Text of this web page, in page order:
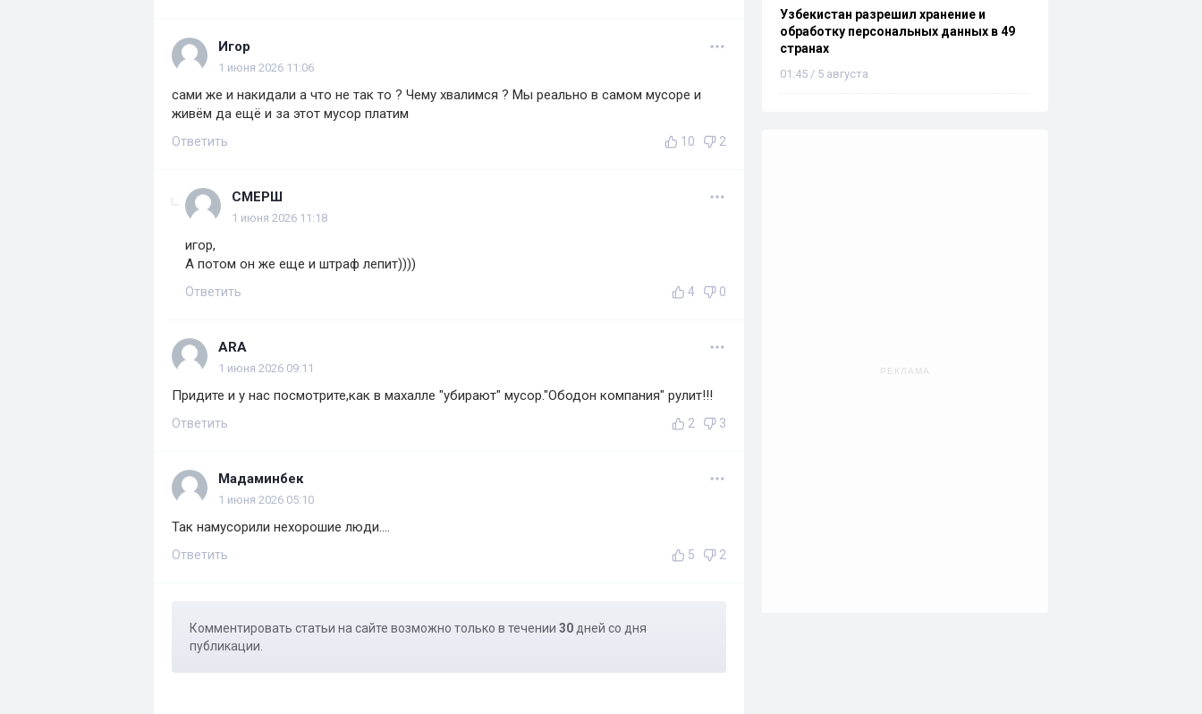
Игор
1 июня 2026 11:06
сами же и накидали а что не так то ? Чему хвалимся ? Мы реально в самом мусоре и
живём да ещё и за этот мусор платим
Ответить 10 2
СМЕРШ
1 июня 2026 11:18
игор,
А потом он же еще и штраф лепит))))
Ответить 4 0
ARA
1 июня 2026 09:11
Придите и у нас посмотрите,как в махалле "убирают" мусор."Ободон компания" рулит!!!
Ответить 2 3
Мадаминбек
1 июня 2026 05:10
Так намусорили нехорошие люди....
Ответить 5 2
Комментировать статьи на сайте возможно только в течении 30 дней со дня
публикации.
Узбекистан разрешил хранение и
обработку персональных данных в 49
странах
01:45 / 5 августа